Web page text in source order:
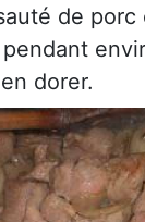
de porc
dorer.